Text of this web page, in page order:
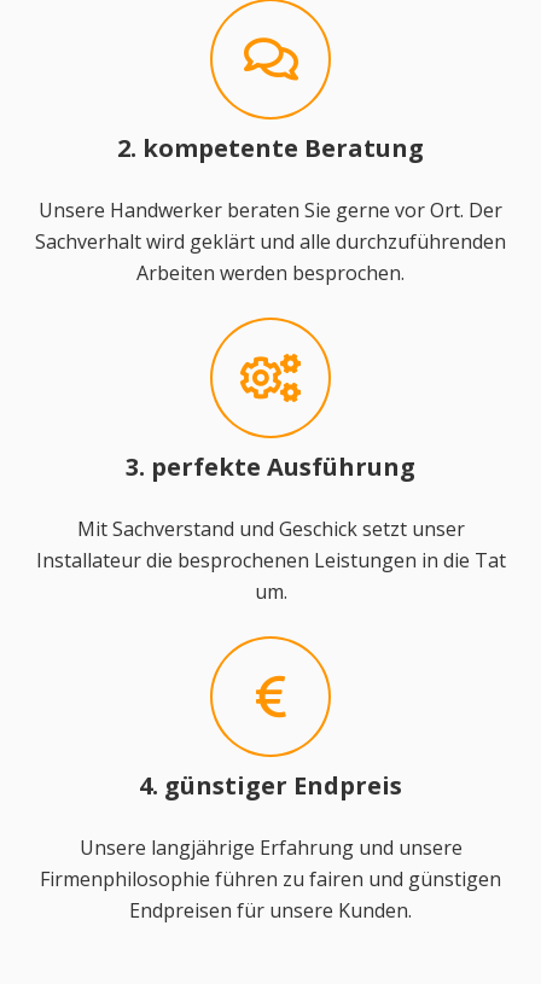
2. kompetente Beratung
Unsere Handwerker beraten Sie gerne vor Ort. Der
Sachverhalt wird geklärt und alle durchzuführenden
Arbeiten werden besprochen.
3. perfekte Ausführung
Mit Sachverstand und Geschick setzt unser
Installateur die besprochenen Leistungen in die Tat
um.
4. günstiger Endpreis
Unsere langjährige Erfahrung und unsere
Firmenphilosophie führen zu fairen und günstigen
Endpreisen für unsere Kunden.